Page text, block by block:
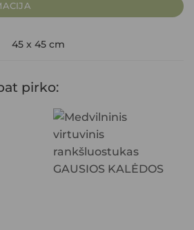
45 x 45 cm
pirko: